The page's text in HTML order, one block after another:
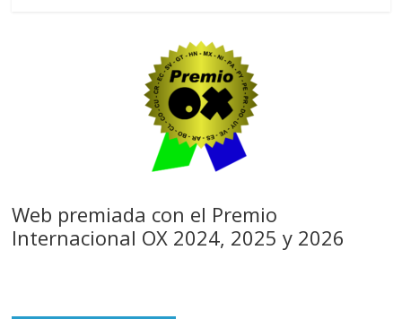
Web premiada con el Premio
Internacional OX 2024, 2025 y 2026